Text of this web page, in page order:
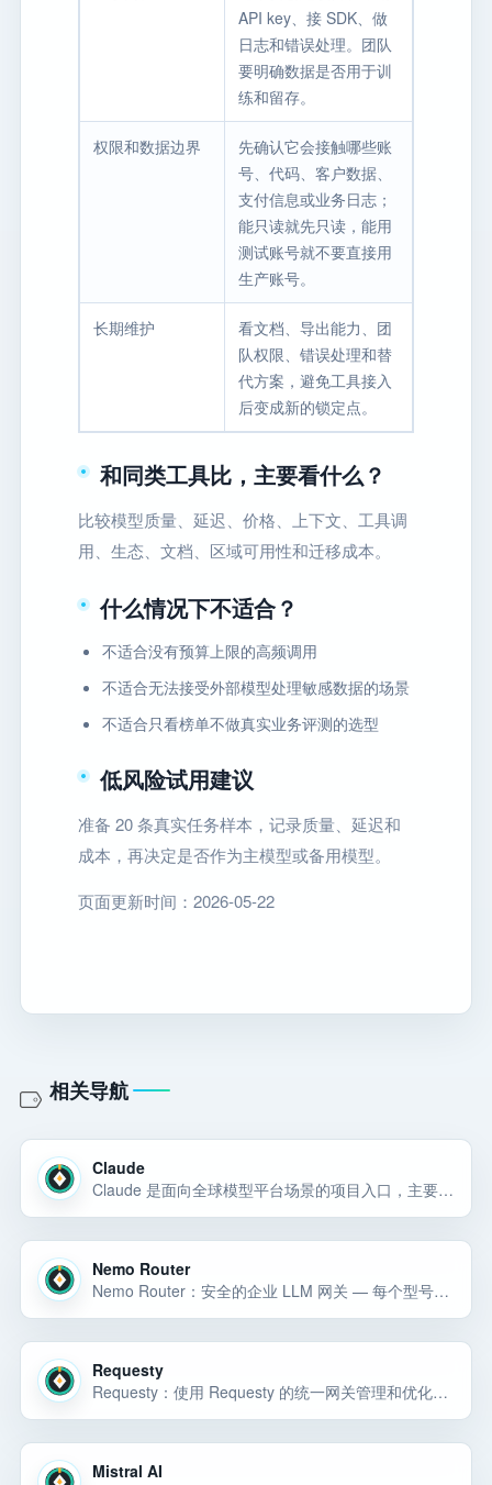
API key、接 SDK、做
日志和错误处理。团队
要明确数据是否用于训
练和留存。
权限和数据边界
先确认它会接触哪些账
号、代码、客户数据、
支付信息或业务日志；
能只读就先只读，能用
测试账号就不要直接用
生产账号。
长期维护
看文档、导出能力、团
队权限、错误处理和替
代方案，避免工具接入
后变成新的锁定点。
和同类工具比，主要看什么？
比较模型质量、延迟、价格、上下文、工具调
用、生态、文档、区域可用性和迁移成本。
什么情况下不适合？
不适合没有预算上限的高频调用
不适合无法接受外部模型处理敏感数据的场景
不适合只看榜单不做真实业务评测的选型
低风险试用建议
准备 20 条真实任务样本，记录质量、延迟和
成本，再决定是否作为主模型或备用模型。
页面更新时间：2026-05-22
相关导航
Claude
Claude 是面向全球模型平台场景的项目入口，主要用于完成全球模型平台相关任务；官网域名为 claude.ai。
Nemo Router
Nemo Router：安全的企业 LLM 网关 — 每个型号都有一个 API 密钥。 Nemo Router 通过一个端点路由 78 多个 AI 模型，具有内置护栏、预算执行、智能路由和实时成本跟踪 - 包含在每个计划中。
Requesty
Requesty：使用 Requesty 的统一网关管理和优化您的法学硕士。企业级路由、治理控制、成本管理，并为 AI 团队节省 80% 的成本。
Mistral AI